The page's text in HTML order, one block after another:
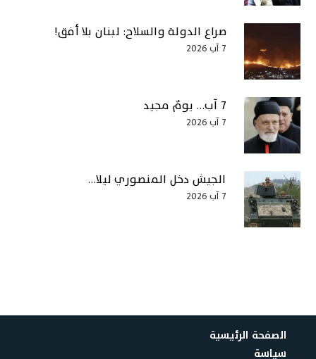
صراع الدولة والسلاح: لبنان بلا أفق!
7 آب 2026
7 آب… يومٌ مجيد
7 آب 2026
الجيش دخل المنصوري ليلا…
7 آب 2026
الصفحة الرئيسية
سياسة